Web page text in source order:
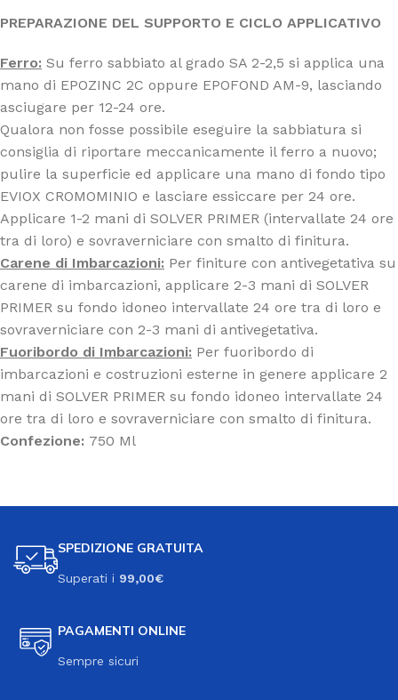
PREPARAZIONE DEL SUPPORTO E CICLO APPLICATIVO
Ferro: Su ferro sabbiato al grado SA 2-2,5 si applica una
mano di EPOZINC 2C oppure EPOFOND AM-9, lasciando
asciugare per 12-24 ore.
Qualora non fosse possibile eseguire la sabbiatura si
consiglia di riportare meccanicamente il ferro a nuovo;
pulire la superficie ed applicare una mano di fondo tipo
EVIOX CROMOMINIO e lasciare essiccare per 24 ore.
Applicare 1-2 mani di SOLVER PRIMER (intervallate 24 ore
tra di loro) e sovraverniciare con smalto di finitura.
Carene di Imbarcazioni: Per finiture con antivegetativa su
carene di imbarcazioni, applicare 2-3 mani di SOLVER
PRIMER su fondo idoneo intervallate 24 ore tra di loro e
sovraverniciare con 2-3 mani di antivegetativa.
Fuoribordo di Imbarcazioni: Per fuoribordo di
imbarcazioni e costruzioni esterne in genere applicare 2
mani di SOLVER PRIMER su fondo idoneo intervallate 24
ore tra di loro e sovraverniciare con smalto di finitura.
Confezione: 750 Ml
SPEDIZIONE GRATUITA
Superati i 99,00€
PAGAMENTI ONLINE
Sempre sicuri